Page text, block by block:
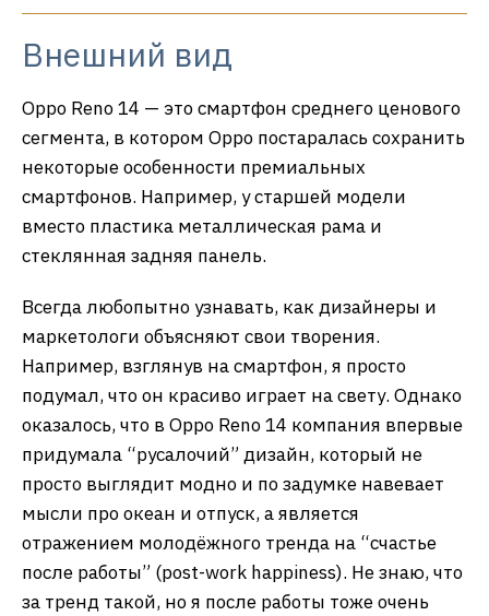
Внешний вид
Oppo Reno 14 — это смартфон среднего ценового
сегмента, в котором Oppo постаралась сохранить
некоторые особенности премиальных
смартфонов. Например, у старшей модели
вместо пластика металлическая рама и
стеклянная задняя панель.
Всегда любопытно узнавать, как дизайнеры и
маркетологи объясняют свои творения.
Например, взглянув на смартфон, я просто
подумал, что он красиво играет на свету. Однако
оказалось, что в Oppo Reno 14 компания впервые
придумала “русалочий” дизайн, который не
просто выглядит модно и по задумке навевает
мысли про океан и отпуск, а является
отражением молодёжного тренда на “счастье
после работы” (post-work happiness). Не знаю, что
за тренд такой, но я после работы тоже очень